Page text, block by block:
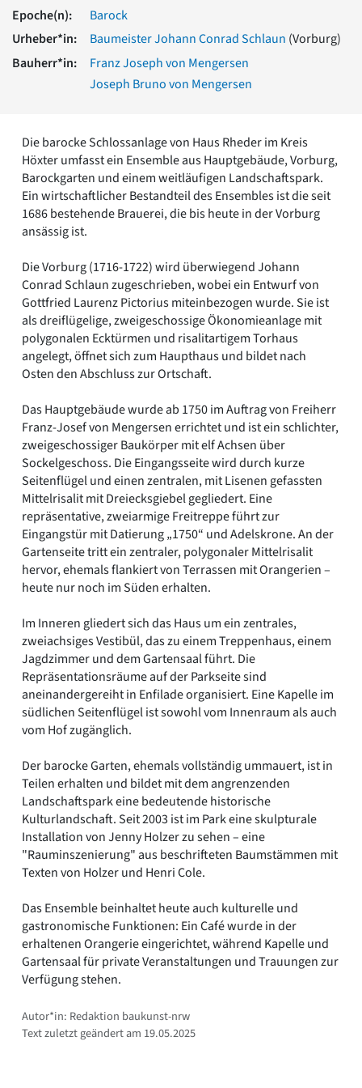
Romanik
Vorromanik
Römische Antike
Über uns
Über baukunst-nrw
Freunde & Förderer
Kontakt
Impressum
Datenschutz
Suchbegriff eingeben
Epoche(n):
Barock
Urheber*in:
Baumeister Johann Conrad Schlaun (Vorburg)
Bauherr*in:
Franz Joseph von Mengersen
Joseph Bruno von Mengersen
Die barocke Schlossanlage von Haus Rheder im Kreis
Höxter umfasst ein Ensemble aus Hauptgebäude, Vorburg,
Barockgarten und einem weitläufigen Landschaftspark.
Ein wirtschaftlicher Bestandteil des Ensembles ist die seit
1686 bestehende Brauerei, die bis heute in der Vorburg
ansässig ist.
Die Vorburg (1716-1722) wird überwiegend Johann
Conrad Schlaun zugeschrieben, wobei ein Entwurf von
Gottfried Laurenz Pictorius miteinbezogen wurde. Sie ist
als dreiflügelige, zweigeschossige Ökonomieanlage mit
polygonalen Ecktürmen und risalitartigem Torhaus
angelegt, öffnet sich zum Haupthaus und bildet nach
Osten den Abschluss zur Ortschaft.
Das Hauptgebäude wurde ab 1750 im Auftrag von Freiherr
Franz-Josef von Mengersen errichtet und ist ein schlichter,
zweigeschossiger Baukörper mit elf Achsen über
Sockelgeschoss. Die Eingangsseite wird durch kurze
Seitenflügel und einen zentralen, mit Lisenen gefassten
Mittelrisalit mit Dreiecksgiebel gegliedert. Eine
repräsentative, zweiarmige Freitreppe führt zur
Eingangstür mit Datierung „1750“ und Adelskrone. An der
Gartenseite tritt ein zentraler, polygonaler Mittelrisalit
hervor, ehemals flankiert von Terrassen mit Orangerien –
heute nur noch im Süden erhalten.
Im Inneren gliedert sich das Haus um ein zentrales,
zweiachsiges Vestibül, das zu einem Treppenhaus, einem
Jagdzimmer und dem Gartensaal führt. Die
Repräsentationsräume auf der Parkseite sind
aneinandergereiht in Enfilade organisiert. Eine Kapelle im
südlichen Seitenflügel ist sowohl vom Innenraum als auch
vom Hof zugänglich.
Der barocke Garten, ehemals vollständig ummauert, ist in
Teilen erhalten und bildet mit dem angrenzenden
Landschaftspark eine bedeutende historische
Kulturlandschaft. Seit 2003 ist im Park eine skulpturale
Installation von Jenny Holzer zu sehen – eine
"Rauminszenierung" aus beschrifteten Baumstämmen mit
Texten von Holzer und Henri Cole.
Das Ensemble beinhaltet heute auch kulturelle und
gastronomische Funktionen: Ein Café wurde in der
erhaltenen Orangerie eingerichtet, während Kapelle und
Gartensaal für private Veranstaltungen und Trauungen zur
Verfügung stehen.
Autor*in: Redaktion baukunst-nrw
Text zuletzt geändert am 19.05.2025